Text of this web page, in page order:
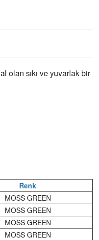
olan sıkı ve yuvarlak bir
Renk
MOSS GREEN
MOSS GREEN
MOSS GREEN
MOSS GREEN